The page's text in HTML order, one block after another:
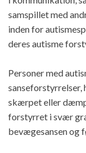
samspillet med
inden for
deres autisme
Personer med
sanseforstyrrelser,
skærpet eller
forstyrret i svær
bevægesansen og